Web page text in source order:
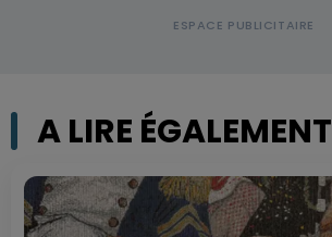
A LIRE ÉGALEMENT